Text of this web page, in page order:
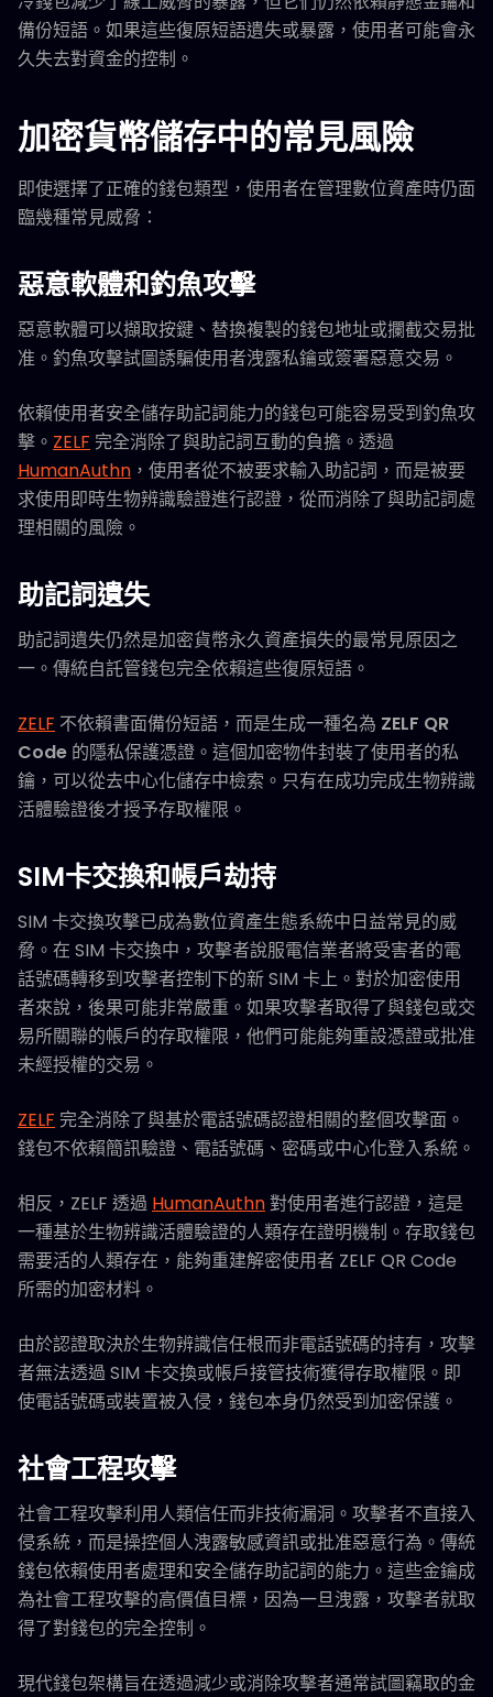
備份短語。如果這些復原短語遺失或暴露，使用者可能會永
久失去對資金的控制。
加密貨幣儲存中的常見風險
即使選擇了正確的錢包類型，使用者在管理數位資產時仍面
臨幾種常見威脅：
惡意軟體和釣魚攻擊
惡意軟體可以擷取按鍵、替換複製的錢包地址或攔截交易批
准。釣魚攻擊試圖誘騙使用者洩露私鑰或簽署惡意交易。
依賴使用者安全儲存助記詞能力的錢包可能容易受到釣魚攻
擊。 ZELF 完全消除了與助記詞互動的負擔。透過
HumanAuthn ，使用者從不被要求輸入助記詞，而是被要
求使用即時生物辨識驗證進行認證，從而消除了與助記詞處
理相關的風險。
助記詞遺失
助記詞遺失仍然是加密貨幣永久資產損失的最常見原因之
一。傳統自託管錢包完全依賴這些復原短語。
ZELF 不依賴書面備份短語，而是生成一種名為 ZELF QR
Code 的隱私保護憑證。這個加密物件封裝了使用者的私
鑰，可以從去中心化儲存中檢索。只有在成功完成生物辨識
活體驗證後才授予存取權限。
SIM卡交換和帳戶劫持
SIM 卡交換攻擊已成為數位資產生態系統中日益常見的威
脅。在 SIM 卡交換中，攻擊者說服電信業者將受害者的電
話號碼轉移到攻擊者控制下的新 SIM 卡上。對於加密使用
者來說，後果可能非常嚴重。如果攻擊者取得了與錢包或交
易所關聯的帳戶的存取權限，他們可能能夠重設憑證或批准
未經授權的交易。
ZELF 完全消除了與基於電話號碼認證相關的整個攻擊面。
錢包不依賴簡訊驗證、電話號碼、密碼或中心化登入系統。
相反，ZELF 透過 HumanAuthn對使用者進行認證，這是
一種基於生物辨識活體驗證的人類存在證明機制。存取錢包
需要活的人類存在，能夠重建解密使用者 ZELF QR Code
所需的加密材料。
由於認證取決於生物辨識信任根而非電話號碼的持有，攻擊
者無法透過 SIM 卡交換或帳戶接管技術獲得存取權限。即
使電話號碼或裝置被入侵，錢包本身仍然受到加密保護。
社會工程攻擊
社會工程攻擊利用人類信任而非技術漏洞。攻擊者不直接入
侵系統，而是操控個人洩露敏感資訊或批准惡意行為。傳統
錢包依賴使用者處理和安全儲存助記詞的能力。這些金鑰成
為社會工程攻擊的高價值目標，因為一旦洩露，攻擊者就取
得了對錢包的完全控制。
現代錢包架構旨在透過減少或消除攻擊者通常試圖竊取的金